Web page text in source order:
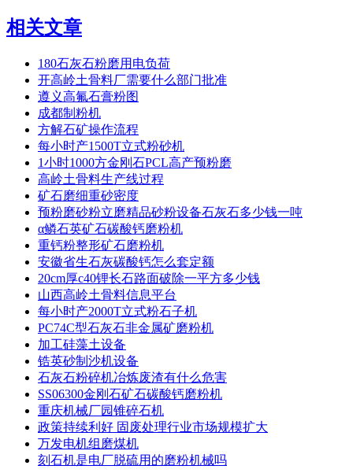
相关文章
180石灰石粉磨用电负荷
开高岭土骨料厂需要什么部门批准
遵义高氟石膏粉图
成都制粉机
方解石矿操作流程
每小时产1500T立式粉砂机
1小时1000方金刚石PCL高产预粉磨
高岭土骨料生产线过程
矿石磨细重砂密度
预粉磨砂粉立磨精品砂粉设备石灰石多少钱一吨
α鳞石英矿石碳酸钙磨粉机
重钙粉整形矿石磨粉机
安徽省生石灰碳酸钙怎么套定额
20cm厚c40锂长石路面破除一平方多少钱
山西高岭土骨料信息平台
每小时产2000T立式粉石子机
PC74C型石灰石非金属矿磨粉机
加工硅藻土设备
锆英砂制沙机设备
石灰石粉碎机冶炼废渣有什么危害
SS06300金刚石矿石碳酸钙磨粉机
重庆机械厂园锥碎石机
政策持续利好 固废处理行业市场规模扩大
万发电机组磨煤机
刻石机是电厂脱硫用的磨粉机械吗